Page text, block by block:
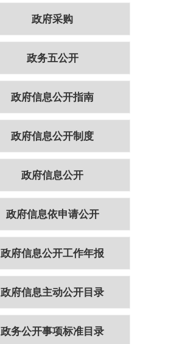
政府采购
政务五公开
政府信息公开指南
政府信息公开制度
政府信息公开
政府信息依申请公开
政府信息公开工作年报
政府信息主动公开目录
政务公开事项标准目录